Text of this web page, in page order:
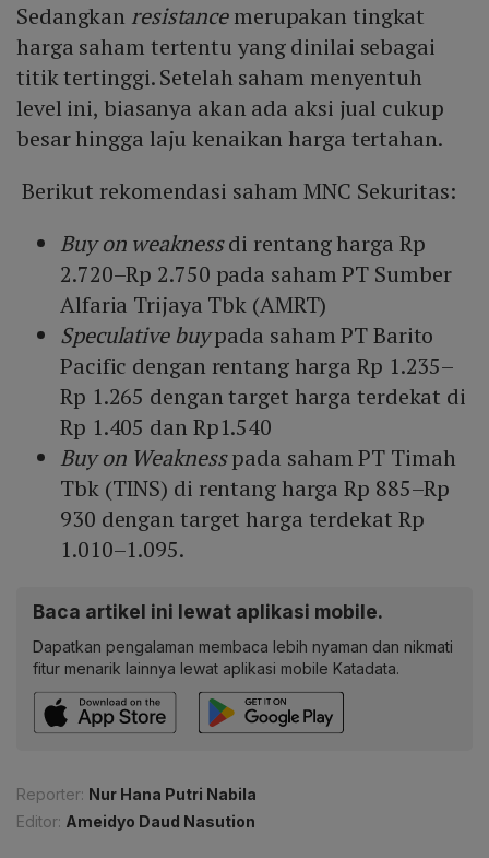
Sedangkan resistancemerupakan tingkat
harga saham tertentu yang dinilai sebagai
titik tertinggi. Setelah saham menyentuh
level ini, biasanya akan ada aksi jual cukup
besar hingga laju kenaikan harga tertahan.
Berikut rekomendasi saham MNC Sekuritas:
Buy on weaknessdi rentang harga Rp
2.720–Rp 2.750 pada saham PT Sumber
Alfaria Trijaya Tbk (AMRT)
Speculative buypada saham PT Barito
Pacific dengan rentang harga Rp 1.235–
Rp 1.265 dengan target harga terdekat di
Rp 1.405 dan Rp1.540
Buy on Weaknesspada saham PT Timah
Tbk (TINS) di rentang harga Rp 885–Rp
930 dengan target harga terdekat Rp
1.010–1.095.
Baca artikel ini lewat aplikasi mobile.
Dapatkan pengalaman membaca lebih nyaman dan nikmati
fitur menarik lainnya lewat aplikasi mobile Katadata.
Reporter: Nur Hana Putri Nabila
Editor: Ameidyo Daud Nasution